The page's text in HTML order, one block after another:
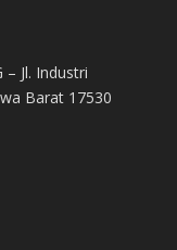
– Jl. Industri
Barat 17530